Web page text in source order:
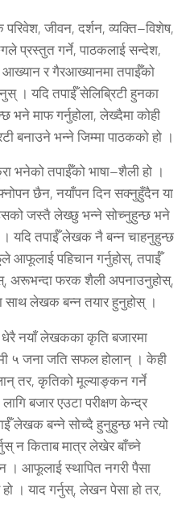
जीवन, दर्शन, व्यक्ति–विशेष,
प्रस्तुत गर्ने, पाठकलाई सन्देश,
आख्यान र गैरआख्यानमा तपाईँको
। यदि तपाईँ सेलिब्रिटी हुनका
भने माफ गर्नुहोला, लेख्दैमा कोही
बनाउने भन्ने जिम्मा पाठकको हो ।
भनेको तपाईँको भाषा–शैली हो ।
छैन, नयाँपन दिन सक्नुहुँदैन या
जस्तै लेख्छु भन्ने सोच्नुहुन्छ भने
यदि तपाईँ लेखक नै बन्न चाहनुहुन्छ
पहिचान गर्नुहोस्, तपाईँ
अरूभन्दा फरक शैली अपनाउनुहोस्,
साथ लेखक बन्न तयार हुनुहोस् ।
धेरै नयाँ लेखकका कृति बजारमा
५ जना जति सफल होलान् । केही
तर, कृतिको मूल्याङ्कन गर्ने
बजार एउटा परीक्षण केन्द्र
लेखक बन्ने सोच्दै हुनुहुन्छ भने त्यो
न किताब मात्र लेखेर बाँच्ने
आफूलाई स्थापित नगरी पैसा
। याद गर्नुस्, लेखन पेसा हो तर,